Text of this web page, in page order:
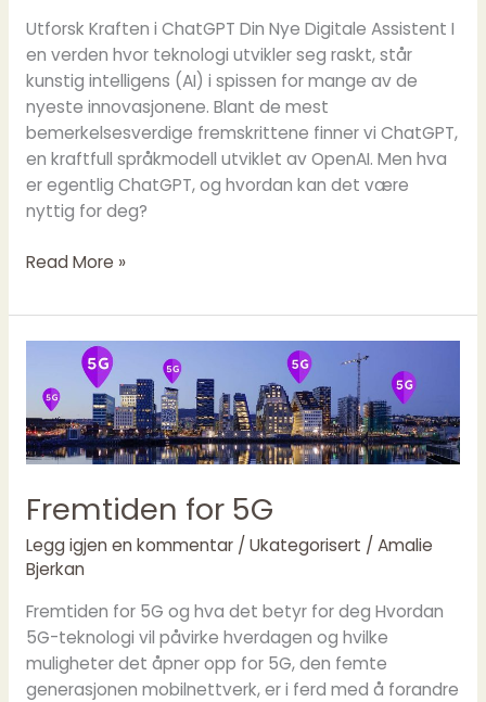
Utforsk Kraften i ChatGPT Din Nye Digitale Assistent I
en verden hvor teknologi utvikler seg raskt, står
kunstig intelligens (AI) i spissen for mange av de
nyeste innovasjonene. Blant de mest
bemerkelsesverdige fremskrittene finner vi ChatGPT,
en kraftfull språkmodell utviklet av OpenAI. Men hva
er egentlig ChatGPT, og hvordan kan det være
nyttig for deg?
Read More »
Fremtiden for 5G
Legg igjen en kommentar / Ukategorisert / Amalie
Bjerkan
Fremtiden for 5G og hva det betyr for deg Hvordan
5G-teknologi vil påvirke hverdagen og hvilke
muligheter det åpner opp for 5G, den femte
generasjonen mobilnettverk, er i ferd med å forandre
Fremtiden
5G